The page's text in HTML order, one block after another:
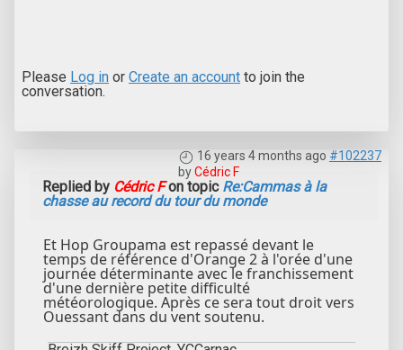
Please Log in or Create an account to join the
conversation.
16 years 4 months ago #102237
byCédric F
Replied by Cédric Fon topic Re:Cammas à la
chasse au record du tour du monde
Et Hop Groupama est repassé devant le
temps de référence d'Orange 2 à l'orée d'une
journée déterminante avec le franchissement
d'une dernière petite difficulté
météorologique. Après ce sera tout droit vers
Ouessant dans du vent soutenu.